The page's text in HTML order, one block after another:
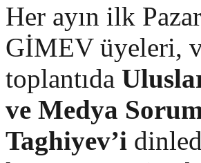
Her ayın ilk
GİMEV üyeleri,
toplantıda
ve Medya
Taghiyev’i